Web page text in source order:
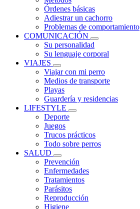
Órdenes básicas
Adiestrar un cachorro
Problemas de comportamiento
COMUNICACIÓN
Su personalidad
Su lenguaje corporal
VIAJES
Viajar con mi perro
Medios de transporte
Playas
Guardería y residencias
LIFESTYLE
Deporte
Juegos
Trucos prácticos
Todo sobre perros
SALUD
Prevención
Enfermedades
Tratamientos
Parásitos
Reproducción
Higiene